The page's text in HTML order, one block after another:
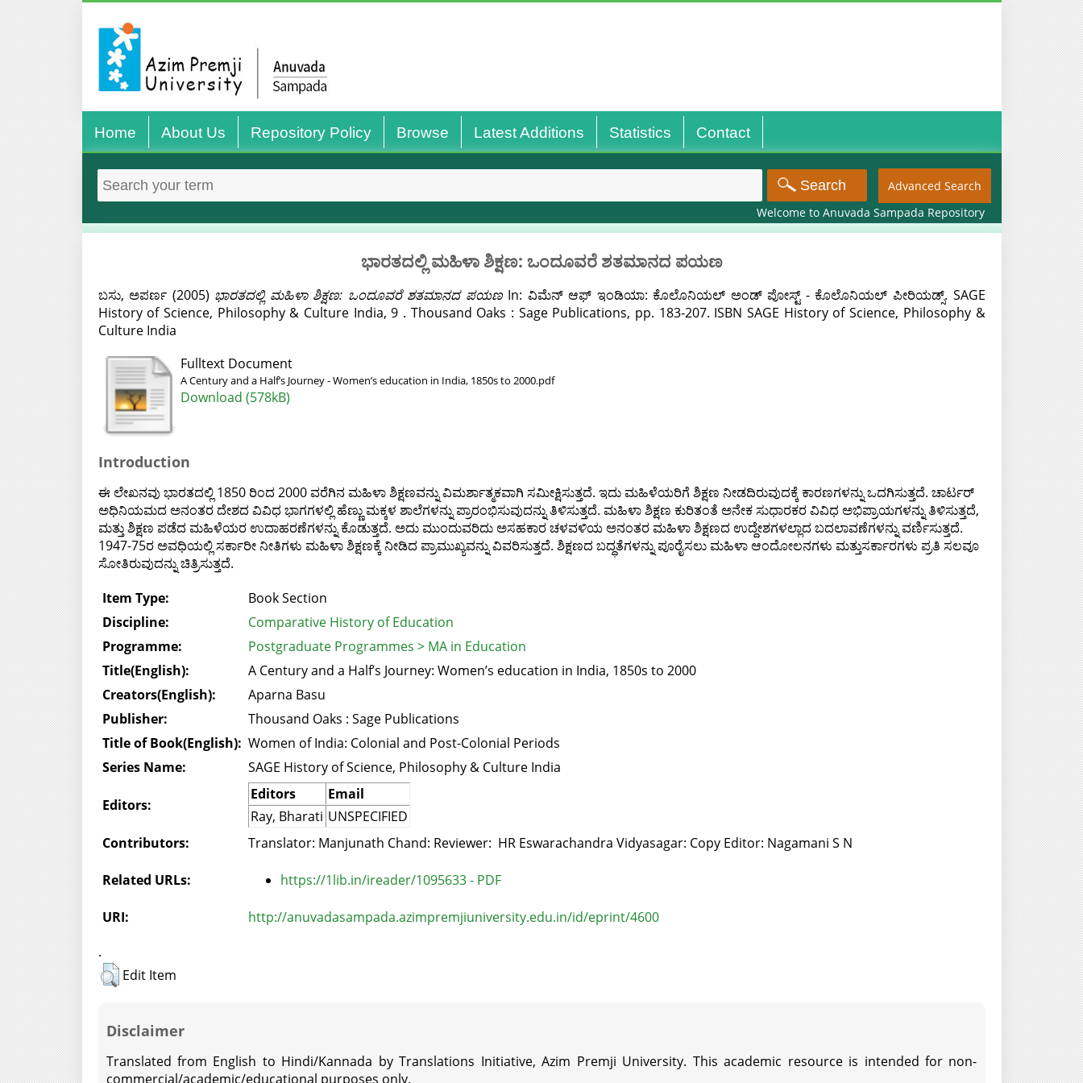
Home About Us Repository Policy Browse Latest Additions Statistics Contact
Advanced Search
Welcome to Anuvada Sampada Repository
ಭಾರತದಲ್ಲಿ ಮಹಿಳಾ ಶಿಕ್ಷಣ: ಒಂದೂವರೆ ಶತಮಾನದ ಪಯಣ
ಬಸು, ಅಪರ್ಣ (2005) ಭಾರತದಲ್ಲಿ ಮಹಿಳಾ ಶಿಕ್ಷಣ: ಒಂದೂವರೆ ಶತಮಾನದ ಪಯಣIn: ವಿಮೆನ್ ಆಫ್ ಇಂಡಿಯಾ: ಕೊಲೊನಿಯಲ್ ಅಂಡ್ ಪೋಸ್ಟ್ - ಕೊಲೊನಿಯಲ್ ಪೀರಿಯಡ್ಸ್. SAGE
History of Science, Philosophy & Culture India, 9 . Thousand Oaks : Sage Publications, pp. 183-207. ISBN SAGE History of Science, Philosophy &
Culture India
Fulltext Document
A Century and a Half’s Journey - Women’s education in India, 1850s to 2000.pdf
Download (578kB)
Introduction
ಈ ಲೇಖನವು ಭಾರತದಲ್ಲಿ 1850 ರಿಂದ 2000 ವರೆಗಿನ ಮಹಿಳಾ ಶಿಕ್ಷಣವನ್ನು ವಿಮರ್ಶಾತ್ಮಕವಾಗಿ ಸಮೀಕ್ಷಿಸುತ್ತದೆ. ಇದು ಮಹಿಳೆಯರಿಗೆ ಶಿಕ್ಷಣ ನೀಡದಿರುವುದಕ್ಕೆ ಕಾರಣಗಳನ್ನು ಒದಗಿಸುತ್ತದೆ. ಚಾರ್ಟರ್
ಅಧಿನಿಯಮದ ಅನಂತರ ದೇಶದ ವಿವಿಧ ಭಾಗಗಳಲ್ಲಿ ಹೆಣ್ಣು ಮಕ್ಕಳ ಶಾಲೆಗಳನ್ನು ಪ್ರಾರಂಭಿಸುವುದನ್ನು ತಿಳಿಸುತ್ತದೆ. ಮಹಿಳಾ ಶಿಕ್ಷಣ ಕುರಿತಂತೆ ಅನೇಕ ಸುಧಾರಕರ ವಿವಿಧ ಅಭಿಪ್ರಾಯಗಳನ್ನು ತಿಳಿಸುತ್ತದೆ,
ಮತ್ತು ಶಿಕ್ಷಣ ಪಡೆದ ಮಹಿಳೆಯರ ಉದಾಹರಣೆಗಳನ್ನು ಕೊಡುತ್ತದೆ. ಅದು ಮುಂದುವರಿದು ಅಸಹಕಾರ ಚಳವಳಿಯ ಅನಂತರ ಮಹಿಳಾ ಶಿಕ್ಷಣದ ಉದ್ದೇಶಗಳಲ್ಲಾದ ಬದಲಾವಣೆಗಳನ್ನು ವರ್ಣಿಸುತ್ತದೆ.
1947-75ರ ಅವಧಿಯಲ್ಲಿ ಸರ್ಕಾರೀ ನೀತಿಗಳು ಮಹಿಳಾ ಶಿಕ್ಷಣಕ್ಕೆ ನೀಡಿದ ಪ್ರಾಮುಖ್ಯವನ್ನು ವಿವರಿಸುತ್ತದೆ. ಶಿಕ್ಷಣದ ಬದ್ಧತೆಗಳನ್ನು ಪೂರೈಸಲು ಮಹಿಳಾ ಆಂದೋಲನಗಳು ಮತ್ತುಸರ್ಕಾರಗಳು ಪ್ರತಿ ಸಲವೂ
ಸೋತಿರುವುದನ್ನು ಚಿತ್ರಿಸುತ್ತದೆ.
Item Type:
Book Section
Discipline:
Comparative History of Education
Programme:
Postgraduate Programmes > MA in Education
Title(English):
A Century and a Half’s Journey: Women’s education in India, 1850s to 2000
Creators(English):
Aparna Basu
Publisher:
Thousand Oaks : Sage Publications
Title of Book(English): Women of India: Colonial and Post-Colonial Periods
Series Name:
SAGE History of Science, Philosophy & Culture India
Editors:
Editors
Email
Ray, Bharati UNSPECIFIED
Contributors:
Translator: Manjunath Chand: Reviewer: HR Eswarachandra Vidyasagar: Copy Editor: Nagamani S N
Related URLs: https://1lib.in/ireader/1095633 - PDF
URI:
http://anuvadasampada.azimpremjiuniversity.edu.in/id/eprint/4600
.
Edit Item
Disclaimer
Translated from English to Hindi/Kannada by Translations Initiative, Azim Premji University. This academic resource is intended for non-
commercial/academic/educational purposes only.